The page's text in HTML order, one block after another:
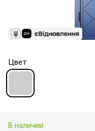
Цвет
В наличии